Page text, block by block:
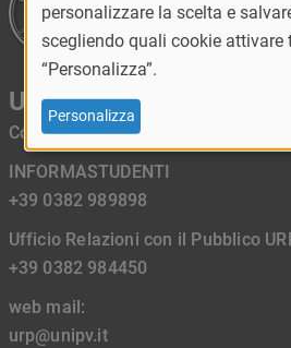
Università di Pavia
Corso Strada Nuova, 65 - 27100
INFORMASTUDENTI
+39 0382 989898
Ufficio Relazioni con il Pubblico
+39 0382 984450
web mail:
urp@unipv.it
personalizzare la scelta e
scegliendo quali cookie attivare
“Personalizza”.
Personalizza